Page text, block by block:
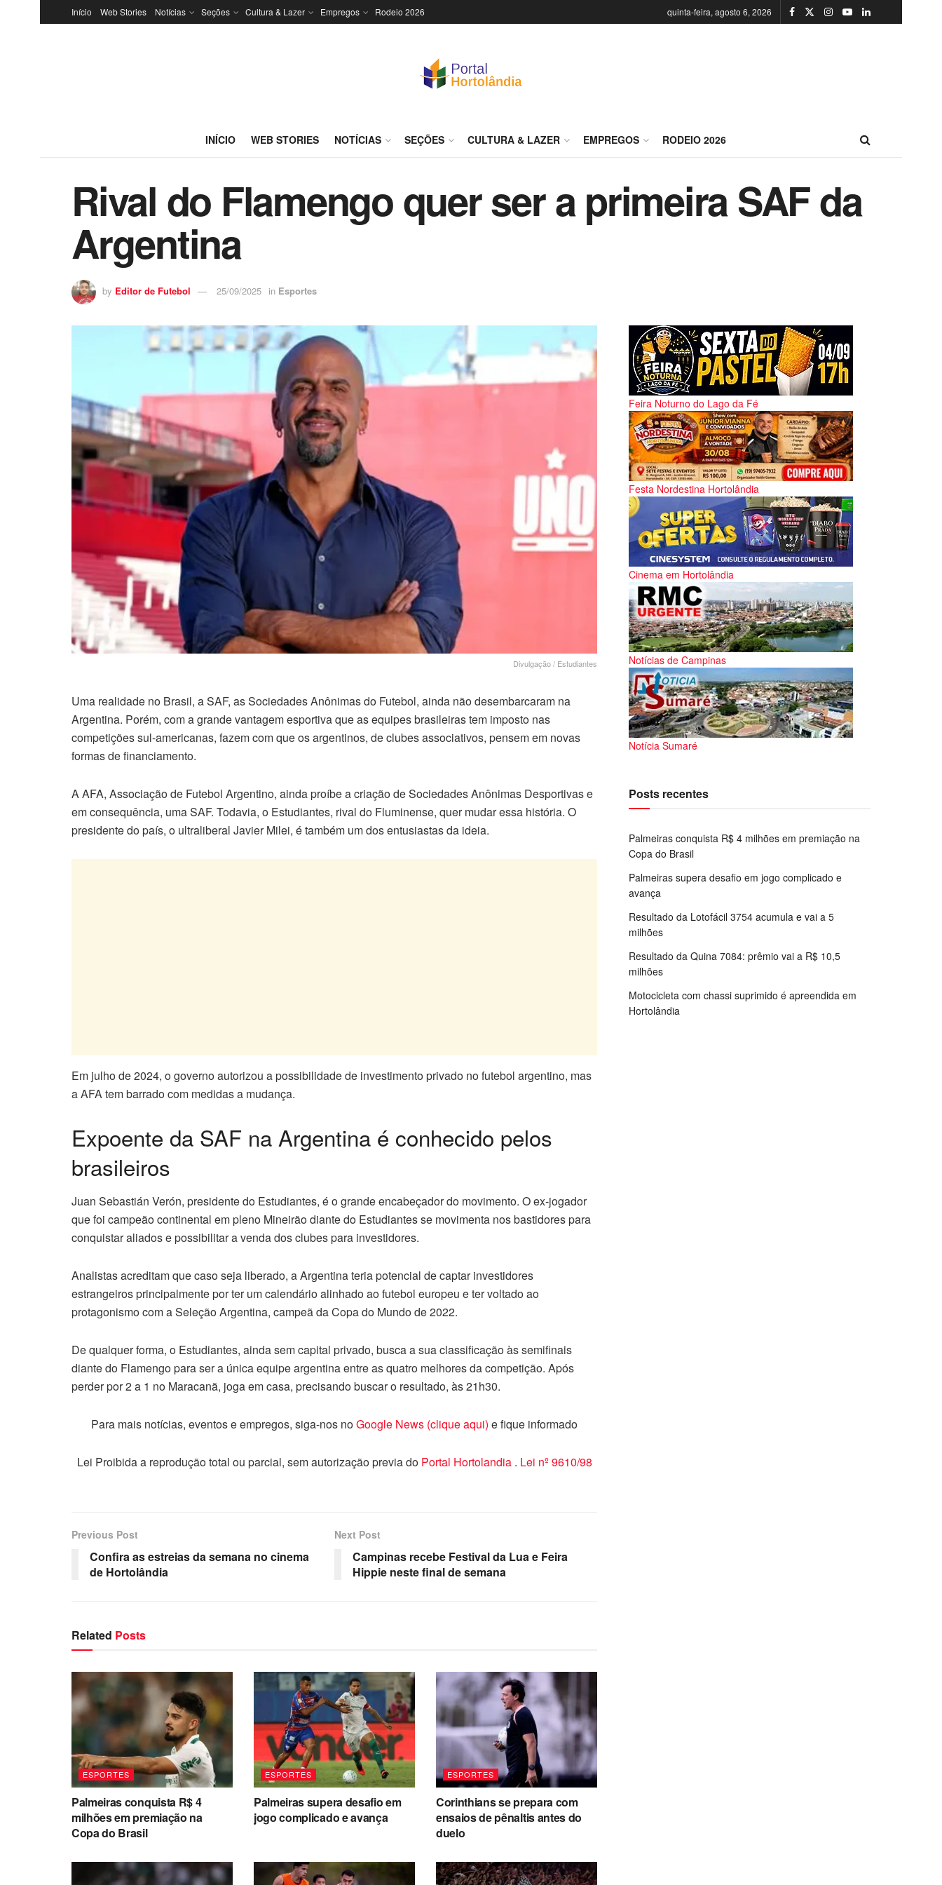
Início Web Stories Notícias Seções Cultura & Lazer Empregos Rodeio 2026 quinta-feira, agosto 6, 2026
INÍCIO WEB STORIES NOTÍCIAS SEÇÕES CULTURA & LAZER EMPREGOS RODEIO 2026
Rival do Flamengo quer ser a primeira SAF da
Argentina
by Editor de Futebol 25/09/2025 in Esportes
Divulgação / Estudiantes
Uma realidade no Brasil, a SAF, as Sociedades Anônimas do Futebol, ainda não desembarcaram na
Argentina. Porém, com a grande vantagem esportiva que as equipes brasileiras tem imposto nas
competições sul-americanas, fazem com que os argentinos, de clubes associativos, pensem em novas
formas de financiamento.
A AFA, Associação de Futebol Argentino, ainda proíbe a criação de Sociedades Anônimas Desportivas e
em consequência, uma SAF. Todavia, o Estudiantes, rival do Fluminense, quer mudar essa história. O
presidente do país, o ultraliberal Javier Milei, é também um dos entusiastas da ideia.
Em julho de 2024, o governo autorizou a possibilidade de investimento privado no futebol argentino, mas
a AFA tem barrado com medidas a mudança.
Expoente da SAF na Argentina é conhecido pelos
brasileiros
Juan Sebastián Verón, presidente do Estudiantes, é o grande encabeçador do movimento. O ex-jogador
que foi campeão continental em pleno Mineirão diante do Estudiantes se movimenta nos bastidores para
conquistar aliados e possibilitar a venda dos clubes para investidores.
Analistas acreditam que caso seja liberado, a Argentina teria potencial de captar investidores
estrangeiros principalmente por ter um calendário alinhado ao futebol europeu e ter voltado ao
protagonismo com a Seleção Argentina, campeã da Copa do Mundo de 2022.
De qualquer forma, o Estudiantes, ainda sem capital privado, busca a sua classificação às semifinais
diante do Flamengo para ser a única equipe argentina entre as quatro melhores da competição. Após
perder por 2 a 1 no Maracanã, joga em casa, precisando buscar o resultado, às 21h30.
Para mais notícias, eventos e empregos, siga-nos noGoogle News (clique aqui) e fique informado
Lei Proibida a reprodução total ou parcial, sem autorização previa do Portal Hortolandia . Lei nº 9610/98
Previous Post
Confira as estreias da semana no cinema
de Hortolândia
Next Post
Campinas recebe Festival da Lua e Feira
Hippie neste final de semana
Related Posts
ESPORTES
Palmeiras conquista R$ 4
milhões em premiação na
Copa do Brasil
ESPORTES
Palmeiras supera desafio em
jogo complicado e avança
ESPORTES
Corinthians se prepara com
ensaios de pênaltis antes do
duelo
Feira Noturno do Lago da Fé
Festa Nordestina Hortolândia
Cinema em Hortolândia
Notícias de Campinas
Notícia Sumaré
Posts recentes
Palmeiras conquista R$ 4 milhões em premiação na
Copa do Brasil
Palmeiras supera desafio em jogo complicado e
avança
Resultado da Lotofácil 3754 acumula e vai a 5
milhões
Resultado da Quina 7084: prêmio vai a R$ 10,5
milhões
Motocicleta com chassi suprimido é apreendida em
Hortolândia